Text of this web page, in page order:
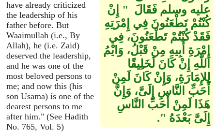
have already criticized
the leadership of his
father before. But
Waaimullah (i.e., By
Allah), he (i.e. Zaid)
deserved the leadership,
and he was one of the
most beloved persons to
me; and now this (his
son Usama) is one of the
dearest persons to me
after him." (See Hadith
No. 765, Vol. 5)
عليه وسلم فَقَالَ ‏ "‏ إِنْ
كُنْتُمْ تَطْعَنُونَ فِي إِمْرَتِهِ
فَقَدْ كُنْتُمْ تَطْعَنُونَ، فِي
إِمْرَةِ أَبِيهِ مِنْ قَبْلُ، وَايْمُ
اللَّهِ إِنْ كَانَ لَخَلِيقًا
لِلإِمَارَةِ، وَإِنْ كَانَ لَمِنْ
أَحَبِّ النَّاسِ إِلَىَّ، وَإِنَّ
هَذَا لَمِنْ أَحَبِّ النَّاسِ
إِلَىَّ بَعْدَهُ ‏"‏‏.‏